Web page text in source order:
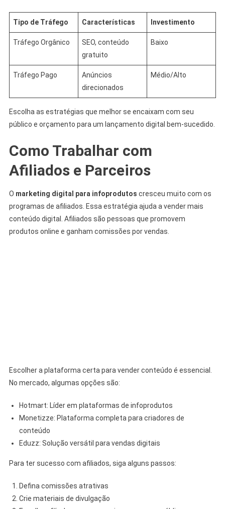
Tipo de Tráfego Características Investimento
Tráfego Orgânico
SEO, conteúdo
gratuito
Baixo
Tráfego Pago
Anúncios
direcionados
Médio/Alto
Escolha as estratégias que melhor se encaixam com seu
público e orçamento para um lançamento digital bem-sucedido.
Como Trabalhar com
Afiliados e Parceiros
O marketing digital para infoprodutos cresceu muito com os
programas de afiliados. Essa estratégia ajuda a vender mais
conteúdo digital. Afiliados são pessoas que promovem
produtos online e ganham comissões por vendas.
Escolher a plataforma certa para vender conteúdo é essencial.
No mercado, algumas opções são:
Hotmart: Líder em plataformas de infoprodutos
Monetizze: Plataforma completa para criadores de
conteúdo
Eduzz: Solução versátil para vendas digitais
Para ter sucesso com afiliados, siga alguns passos:
Defina comissões atrativas
Crie materiais de divulgação